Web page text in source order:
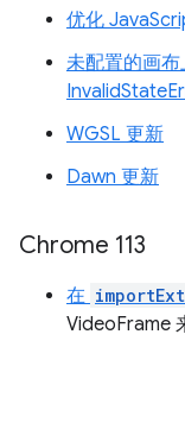
优化
未配置的画
WGSL 更新
Dawn 更新
Chrome 113
在
VideoFrame